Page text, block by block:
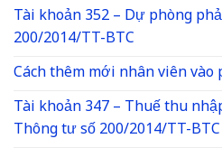
Tài khoản 352 – Dự phòng
200/2014/TT-BTC
Cách thêm mới nhân viên
Tài khoản 347 – Thuế thu
Thông tư số 200/2014/TT-BTC